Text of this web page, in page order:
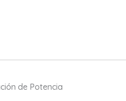
de Potencia